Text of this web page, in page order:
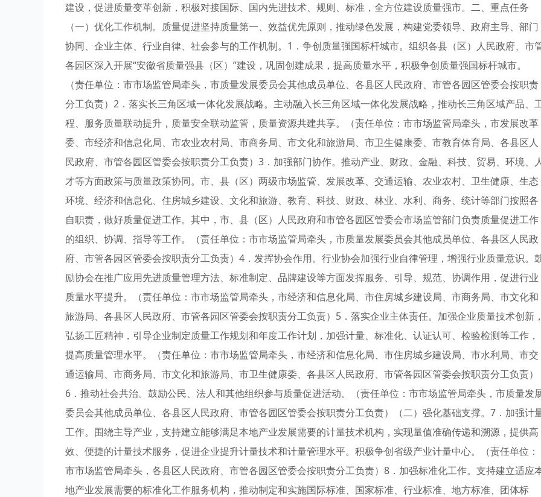
建设，促进质量变革创新，积极对接国际、国内先进技术、规则、标准，全方位建设质量强市。二、重点任务
（一）优化工作机制。质量促进坚持质量第一、效益优先原则，推动绿色发展，构建党委领导、政府主导、部门
协同、企业主体、行业自律、社会参与的工作机制。1．争创质量强国标杆城市。组织各县（区）人民政府、市
各园区深入开展“安徽省质量强县（区）”建设，巩固创建成果，提高质量水平，积极争创质量强国标杆城市。
（责任单位：市市场监管局牵头，市质量发展委员会其他成员单位、各县区人民政府、市管各园区管委会按职责
分工负责）2．落实长三角区域一体化发展战略。主动融入长三角区域一体化发展战略，推动长三角区域产品、
程、服务质量联动提升，质量安全联动监管，质量资源共建共享。（责任单位：市市场监管局牵头，市发展改革
委、市经济和信息化局、市农业农村局、市商务局、市文化和旅游局、市卫生健康委、市教育体育局、各县区人
民政府、市管各园区管委会按职责分工负责）3．加强部门协作。推动产业、财政、金融、科技、贸易、环境、
才等方面政策与质量政策协同。市、县（区）两级市场监管、发展改革、交通运输、农业农村、卫生健康、生态
环境、经济和信息化、住房城乡建设、文化和旅游、教育、科技、财政、林业、水利、商务、统计等部门按照各
自职责，做好质量促进工作。其中，市、县（区）人民政府和市管各园区管委会市场监管部门负责质量促进工作
的组织、协调、指导等工作。（责任单位：市市场监管局牵头，市质量发展委员会其他成员单位、各县区人民政
府、市管各园区管委会按职责分工负责）4．发挥协会作用。行业协会加强行业自律管理，增强行业质量意识。
励协会在推广应用先进质量管理方法、标准制定、品牌建设等方面发挥服务、引导、规范、协调作用，促进行业
质量水平提升。（责任单位：市市场监管局牵头，市经济和信息化局、市住房城乡建设局、市商务局、市文化和
旅游局、各县区人民政府、市管各园区管委会按职责分工负责）5．落实企业主体责任。加强企业质量技术创新
弘扬工匠精神，引导企业制定质量工作规划和年度工作计划，加强计量、标准化、认证认可、检验检测等工作，
提高质量管理水平。（责任单位：市市场监管局牵头，市经济和信息化局、市住房城乡建设局、市水利局、市交
通运输局、市商务局、市文化和旅游局、市卫生健康委、各县区人民政府、市管各园区管委会按职责分工负责）
6．推动社会共治。鼓励公民、法人和其他组织参与质量促进活动。（责任单位：市市场监管局牵头，市质量发
委员会其他成员单位、各县区人民政府、市管各园区管委会按职责分工负责）（二）强化基础支撑。7．加强计
工作。围绕主导产业，支持建立能够满足本地产业发展需要的计量技术机构，实现量值准确传递和溯源，提供高
效、便捷的计量技术服务，促进企业提升计量技术和计量管理水平。积极争创省级产业计量中心。（责任单位：
市市场监管局牵头，各县区人民政府、市管各园区管委会按职责分工负责）8．加强标准化工作。支持建立适应
地产业发展需要的标准化工作服务机构，推动制定和实施国际标准、国家标准、行业标准、地方标准、团体标